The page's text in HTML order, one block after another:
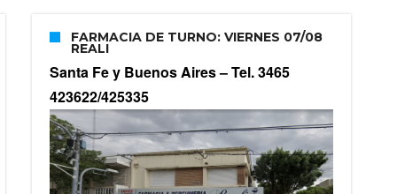
FARMACIA DE TURNO: VIERNES 07/08
REALI
Santa Fe y Buenos Aires –Tel. 3465
423622/425335